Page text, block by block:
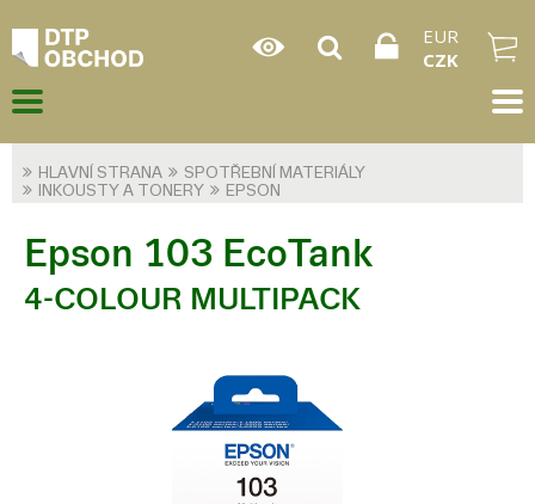
EUR
CZK
HLAVNÍ STRANA
SPOTŘEBNÍ MATERIÁLY
INKOUSTY A TONERY
EPSON
Epson 103 EcoTank
4-COLOUR MULTIPACK